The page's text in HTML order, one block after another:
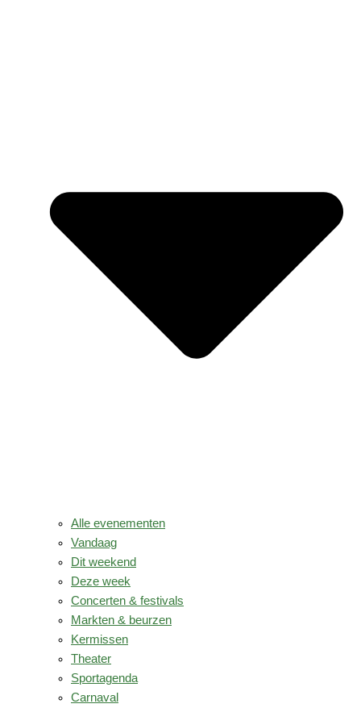
Alle evenementen
Vandaag
Dit weekend
Deze week
Concerten & festivals
Markten & beurzen
Kermissen
Theater
Sportagenda
Carnaval